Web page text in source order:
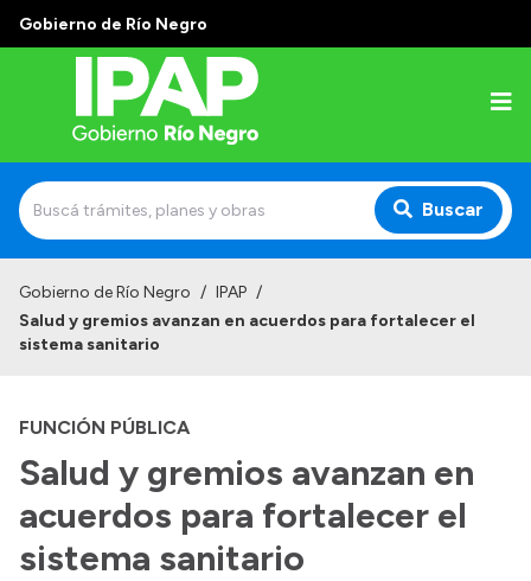
Gobierno de Río Negro
Buscar
Institucional
Autoridades
Alumnos
Docentes y Capacitadores
Delegaciones
Gobierno de Río Negro / IPAP /
Salud y gremios avanzan en acuerdos para fortalecer el
sistema sanitario
FUNCIÓN PÚBLICA
Salud y gremios avanzan en
acuerdos para fortalecer el
sistema sanitario